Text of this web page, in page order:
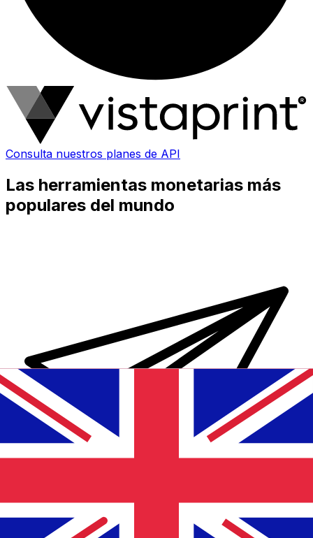
Consulta nuestros planes de API
Las herramientas monetarias más
populares del mundo